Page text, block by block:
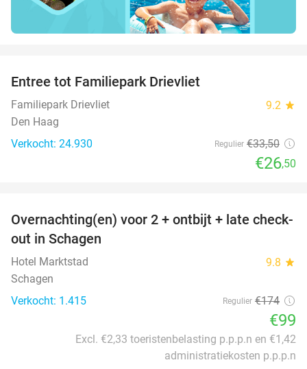
Entree tot Familiepark Drievliet
Familiepark Drievliet 9.2 star
Den Haag
Verkocht: 24.930
Regulier €33,50
€26,50
43%
Overnachting(en) voor 2 + ontbijt + late check-
out in Schagen
Hotel Marktstad 9.8 star
Schagen
Verkocht: 1.415
Regulier €174
€99
Excl. €2,33 toeristenbelasting p.p.p.n en €1,42
administratiekosten p.p.p.n